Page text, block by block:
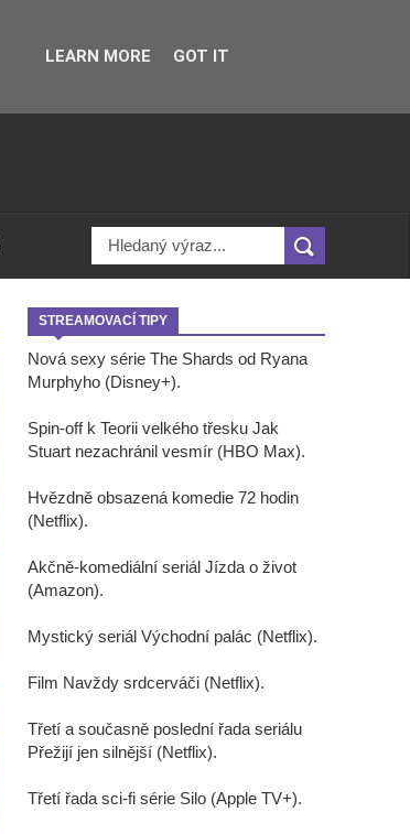
STREAMOVACÍ TIPY
Nová sexy série The Shards od Ryana
Murphyho (Disney+).
Spin-off k Teorii velkého třesku Jak
Stuart nezachránil vesmír (HBO Max).
Hvězdně obsazená komedie 72 hodin
(Netflix).
Akčně-komediální seriál Jízda o život
(Amazon).
Mystický seriál Východní palác (Netflix).
Film Navždy srdcerváči (Netflix).
Třetí a současně poslední řada seriálu
Přežijí jen silnější (Netflix).
Třetí řada sci-fi série Silo (Apple TV+).
LEARN MORE GOT IT